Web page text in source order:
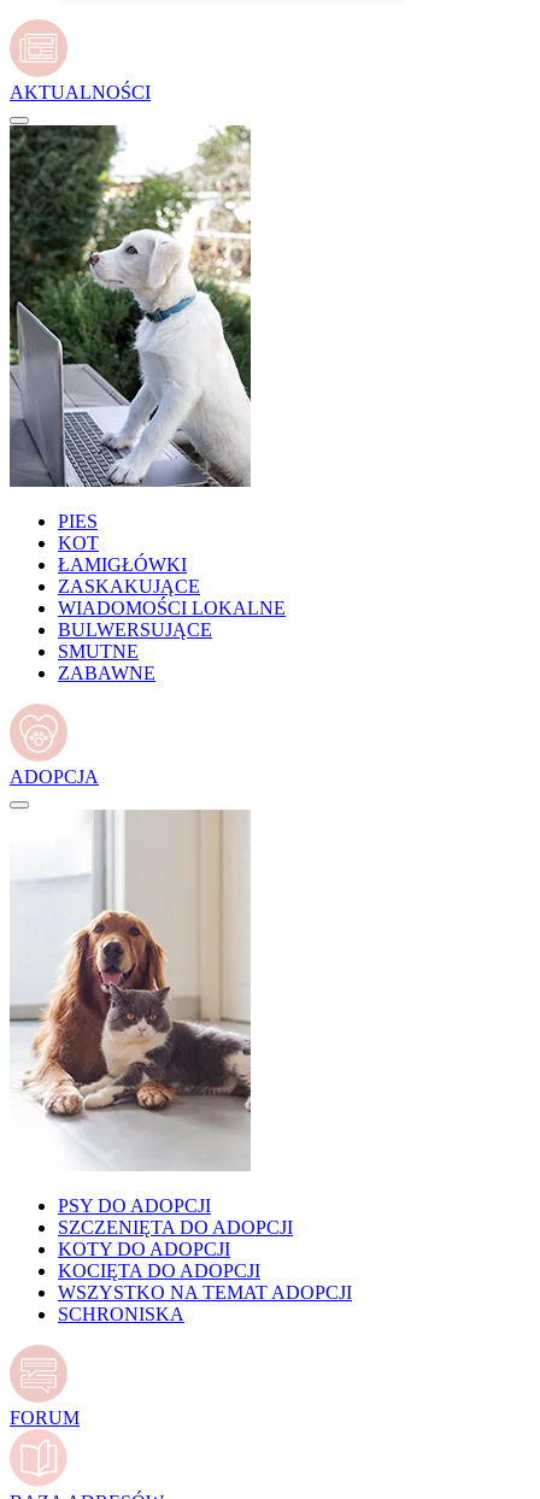
AKTUALNOŚCI
PIES
KOT
ŁAMIGŁÓWKI
ZASKAKUJĄCE
WIADOMOŚCI LOKALNE
BULWERSUJĄCE
SMUTNE
ZABAWNE
ADOPCJA
PSY DO ADOPCJI
SZCZENIĘTA DO ADOPCJI
KOTY DO ADOPCJI
KOCIĘTA DO ADOPCJI
WSZYSTKO NA TEMAT ADOPCJI
SCHRONISKA
FORUM